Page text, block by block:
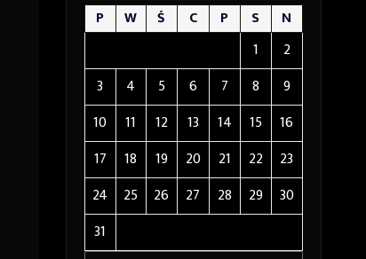
P W Ś C P S
N
1
2
3
4 5 6 7 8
9
10
11 12 13 14 15
16
17
18 19 20 21 22
23
24
25 26 27 28 29
30
31